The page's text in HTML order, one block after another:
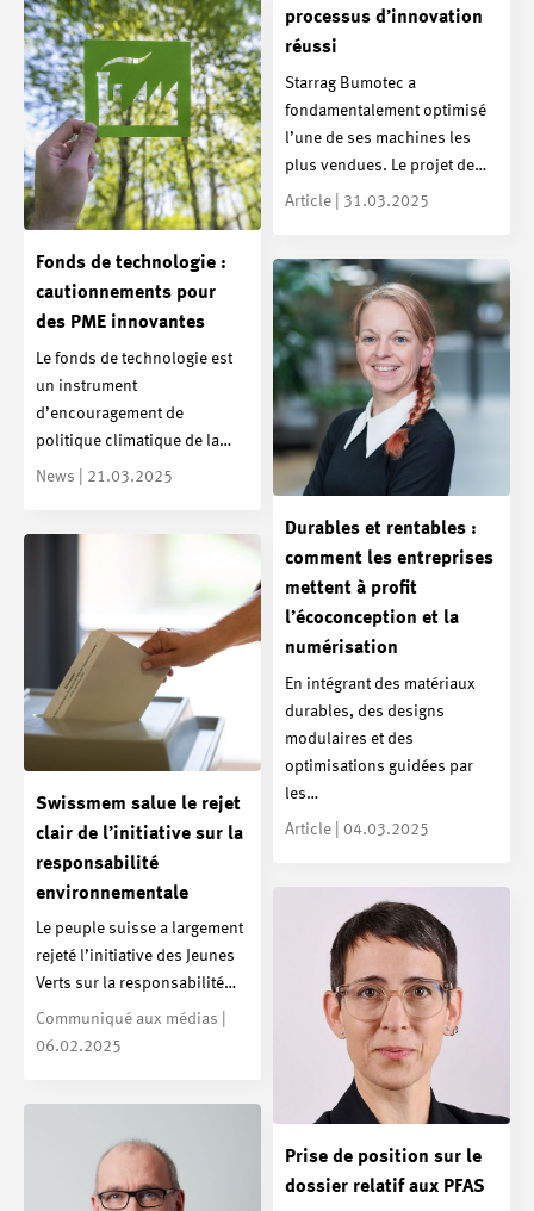
processus d’innovation
réussi
Starrag Bumotec a
fondamentalement optimisé
l’une de ses machines les
plus vendues. Le projet de…
Article | 31.03.2025
Fonds de technologie :
cautionnements pour
des PME innovantes
Le fonds de technologie est
un instrument
d’encouragement de
politique climatique de la…
News | 21.03.2025
Durables et rentables :
comment les entreprises
mettent à profit
l’écoconception et la
numérisation
En intégrant des matériaux
durables, des designs
modulaires et des
optimisations guidées par
les…
Article | 04.03.2025
Swissmem salue le rejet
clair de l’initiative sur la
responsabilité
environnementale
Le peuple suisse a largement
rejeté l’initiative des Jeunes
Verts sur la responsabilité…
Communiqué aux médias |
06.02.2025
Prise de position sur le
dossier relatif aux PFAS